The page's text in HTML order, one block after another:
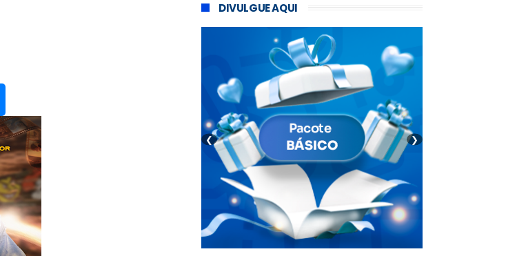
DIVULGUE AQUI
❮ ❯